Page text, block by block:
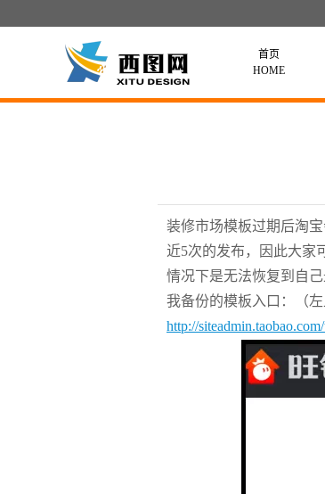
首页
HOME
装修市场模板过期后淘
近5次的发布，因此大家
情况下是无法恢复到自
我备份的模板入口：（
http://